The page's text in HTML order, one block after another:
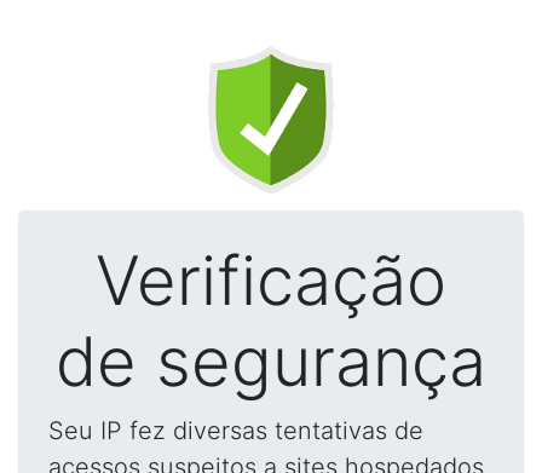
Verificação
de segurança
Seu IP fez diversas tentativas de
acessos suspeitos a sites hospedados